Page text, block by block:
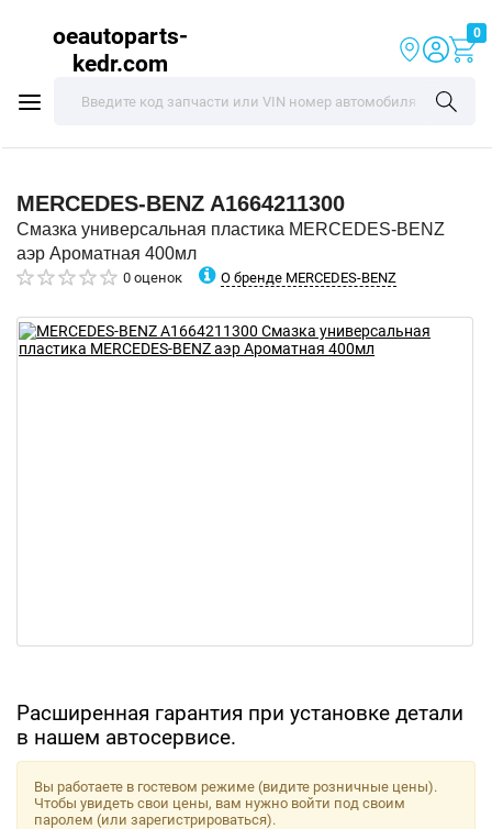
oeautoparts-
kedr.com
0
MERCEDES-BENZ A1664211300
Смазка универсальная пластика MERCEDES-BENZ
аэр Ароматная 400мл
0 оценок О бренде MERCEDES-BENZ
Расширенная гарантия при установке детали
в нашем автосервисе.
Вы работаете в гостевом режиме (видите розничные цены).
Чтобы увидеть свои цены, вам нужно войти под своим
паролем (или зарегистрироваться).